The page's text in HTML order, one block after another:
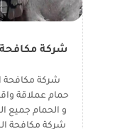
حمام عملاقة
و الحمام جميع
شركة مكافحة